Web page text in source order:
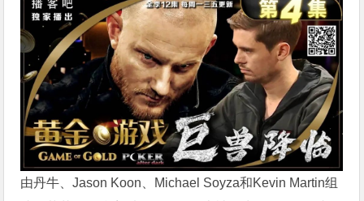
由丹牛、Jason Koon、Michael Soyza和Kevin Martin组